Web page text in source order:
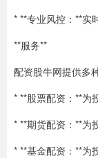
* **专业风控：**实
**服务**
配资股牛网提供多
* **股票配资：**为
* **期货配资：**为
* **基金配资：**为